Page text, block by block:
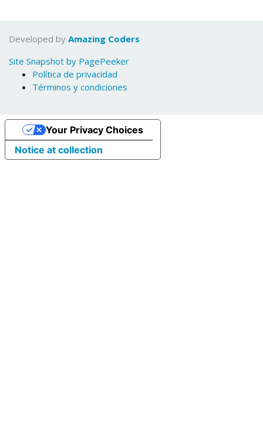
Developed by Amazing Coders
Site Snapshot by PagePeeker
Política de privacidad
Términos y condiciones
Notice at collection
Your Privacy Choices